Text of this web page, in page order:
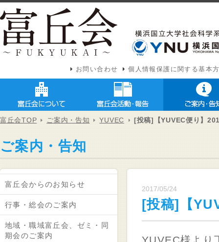
お問い合わせ 個人情報保護に関する基本
富丘会TOP ご案内・告知 YUVEC [投稿]【YUVEC便り】
ご案内・告知
富丘会からのお知らせ
行事・総会のご案内
地域・職域富丘会、ゼミ・同
期会のご案内
2017/05/24
[投稿]【